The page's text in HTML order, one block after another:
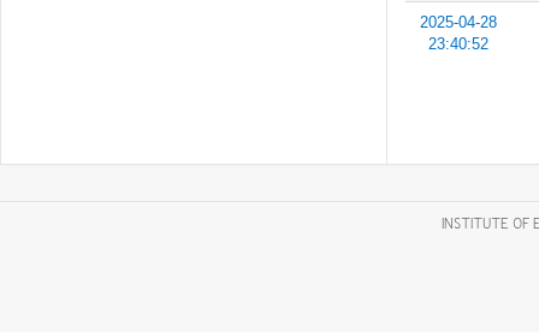
2025-04-28
23:40:52
INSTITUTE OF